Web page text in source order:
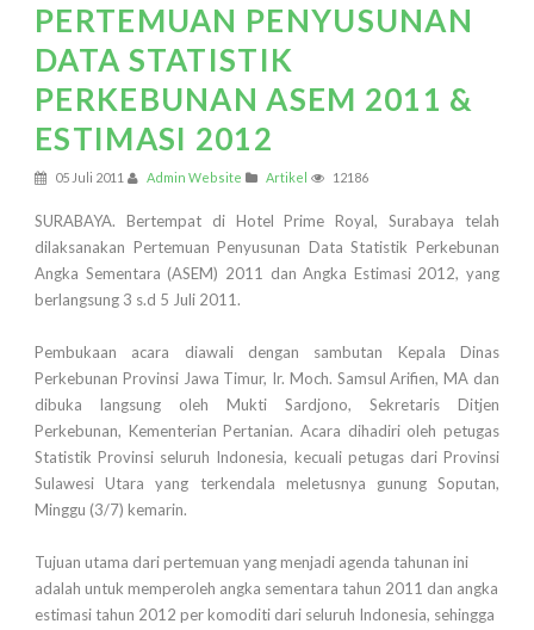
PERTEMUAN PENYUSUNAN
DATA STATISTIK
PERKEBUNAN ASEM 2011 &
ESTIMASI 2012
05 Juli 2011 Admin Website Artikel 12186
SURABAYA. Bertempat di Hotel Prime Royal, Surabaya telah
dilaksanakan Pertemuan Penyusunan Data Statistik Perkebunan
Angka Sementara (ASEM) 2011 dan Angka Estimasi 2012, yang
berlangsung 3 s.d 5 Juli 2011.
Pembukaan acara diawali dengan sambutan Kepala Dinas
Perkebunan Provinsi Jawa Timur, Ir. Moch. Samsul Arifien, MA dan
dibuka langsung oleh Mukti Sardjono, Sekretaris Ditjen
Perkebunan, Kementerian Pertanian. Acara dihadiri oleh petugas
Statistik Provinsi seluruh Indonesia, kecuali petugas dari Provinsi
Sulawesi Utara yang terkendala meletusnya gunung Soputan,
Minggu (3/7) kemarin.
Tujuan utama dari pertemuan yang menjadi agenda tahunan ini
adalah untuk memperoleh angka sementara tahun 2011 dan angka
estimasi tahun 2012 per komoditi dari seluruh Indonesia, sehingga